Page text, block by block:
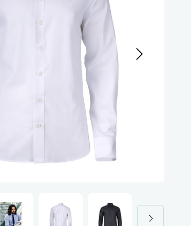
Werkbroeken en overalls Workwear